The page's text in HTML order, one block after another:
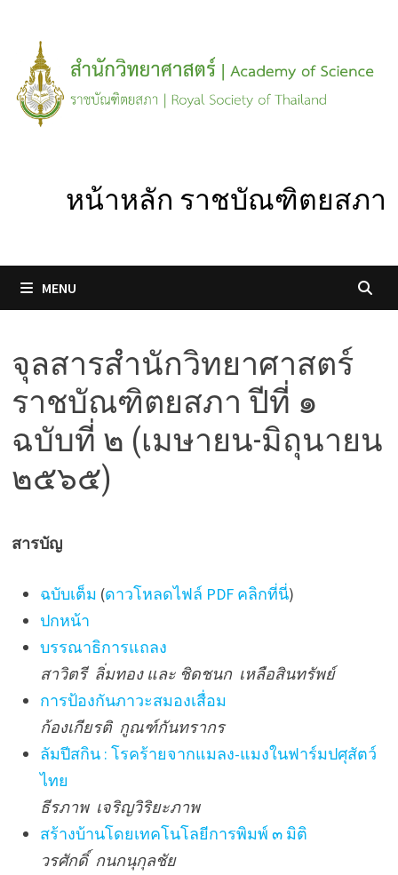
content
หน้าหลัก ราชบัณฑิตยสภา
MENU
จุลสารสำนักวิทยาศาสตร์
ราชบัณฑิตยสภา ปีที่ ๑
ฉบับที่ ๒ (เมษายน-มิถุนายน
๒๕๖๕)
สารบัญ
ฉบับเต็ม (ดาวโหลดไฟล์ PDF คลิกที่นี่)
ปกหน้า
บรรณาธิการแถลง
สาวิตรี ลิ่มทอง และ ชิดชนก เหลือสินทรัพย์
การป้องกันภาวะสมองเสื่อม
ก้องเกียรติ กูณฑ์กันทรากร
ลัมปีสกิน : โรคร้ายจากแมลง-แมงในฟาร์มปศุสัตว์
ไทย
ธีรภาพ เจริญวิริยะภาพ
สร้างบ้านโดยเทคโนโลยีการพิมพ์ ๓ มิติ
วรศักดิ์ กนกนุกุลชัย